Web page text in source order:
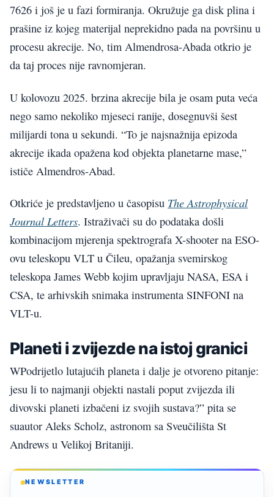
7626 i još je u fazi formiranja. Okružuje ga disk plina i
prašine iz kojeg materijal neprekidno pada na površinu u
procesu akrecije. No, tim Almendrosa-Abada otkrio je
da taj proces nije ravnomjeran.
U kolovozu 2025. brzina akrecije bila je osam puta veća
nego samo nekoliko mjeseci ranije, dosegnuvši šest
milijardi tona u sekundi. “To je najsnažnija epizoda
akrecije ikada opažena kod objekta planetarne mase,”
ističe Almendros-Abad.
Otkriće je predstavljeno u časopisu The Astrophysical
Journal Letters. Istraživači su do podataka došli
kombinacijom mjerenja spektrografa X-shooter na ESO-
ovu teleskopu VLT u Čileu, opažanja svemirskog
teleskopa James Webb kojim upravljaju NASA, ESA i
CSA, te arhivskih snimaka instrumenta SINFONI na
VLT-u.
Planeti i zvijezde na istoj granici
WPodrijetlo lutajućih planeta i dalje je otvoreno pitanje:
jesu li to najmanji objekti nastali poput zvijezda ili
divovski planeti izbačeni iz svojih sustava?” pita se
suautor Aleks Scholz, astronom sa Sveučilišta St
Andrews u Velikoj Britaniji.
NEWSLETTER